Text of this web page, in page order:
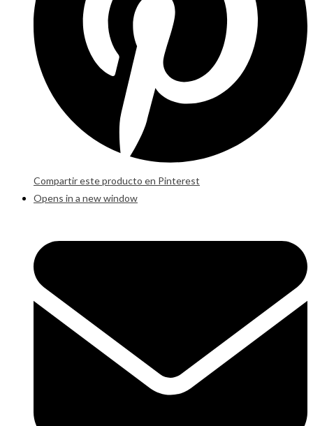
Compartir este producto en Pinterest
Opens in a new window